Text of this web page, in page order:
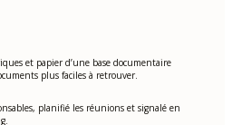
et papier d’une base documentaire
plus faciles à retrouver.
planifié les réunions et signalé en